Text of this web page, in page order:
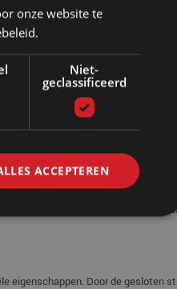
gemaakt van micro holle vezels
Door het aangename
prijs. U hebt dus een
eigenschappen. Door de gesloten
onze website te
Niet-
geclassificeerd
ACCEPTEREN